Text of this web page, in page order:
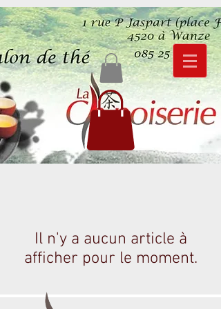
Il n'y a aucun article à
afficher pour le moment.